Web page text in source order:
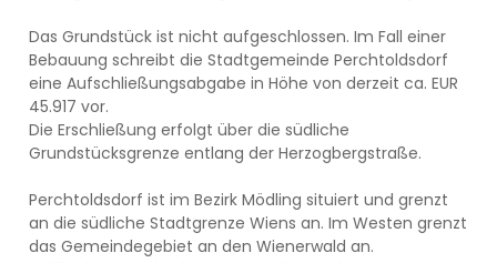
Das Grundstück ist nicht aufgeschlossen. Im Fall einer
Bebauung schreibt die Stadtgemeinde Perchtoldsdorf
eine Aufschließungsabgabe in Höhe von derzeit ca. EUR
45.917 vor.
Die Erschließung erfolgt über die südliche
Grundstücksgrenze entlang der Herzogbergstraße.
Perchtoldsdorf ist im Bezirk Mödling situiert und grenzt
an die südliche Stadtgrenze Wiens an. Im Westen grenzt
das Gemeindegebiet an den Wienerwald an.